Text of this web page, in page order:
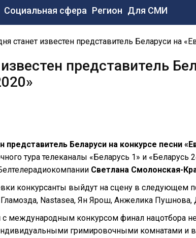
Социальная сфера Регион Для СМИ
станет известен представитель Беларуси на
представитель
представитель Беларуси на конкурсе песни
тура телеканалы «Беларусь 1» и «Беларусь
Светлана Смолонская-
конкурсанты выйдут на сцену в следующем
Nastasea, Ян Ярош, Анжелика
с международным конкурсом финал нацотбора
гримировочными комнатами